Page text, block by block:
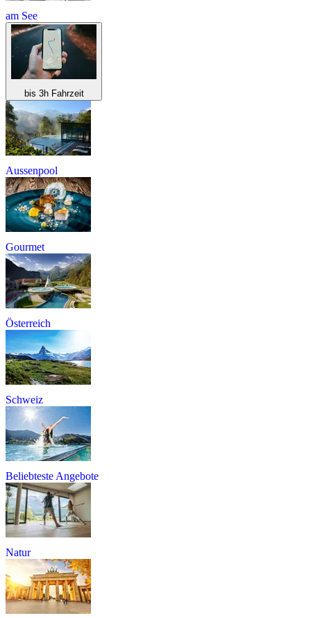
am See
bis 3h Fahrzeit
Aussenpool
Gourmet
Österreich
Schweiz
Beliebteste Angebote
Natur